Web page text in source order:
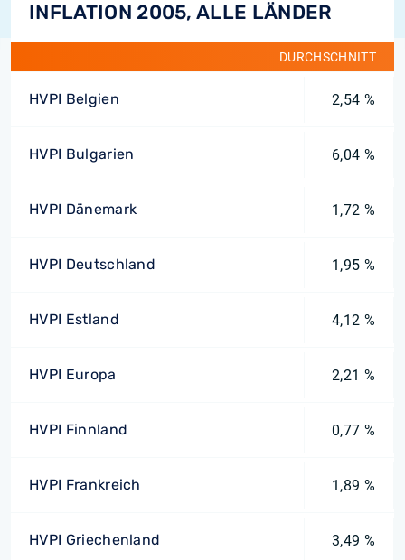
INFLATION 2005, ALLE LÄNDER
DURCHSCHNITT
HVPI Belgien 2,54 %
HVPI Bulgarien 6,04 %
HVPI Dänemark 1,72 %
HVPI Deutschland 1,95 %
HVPI Estland 4,12 %
HVPI Europa 2,21 %
HVPI Finnland 0,77 %
HVPI Frankreich 1,89 %
HVPI Griechenland 3,49 %